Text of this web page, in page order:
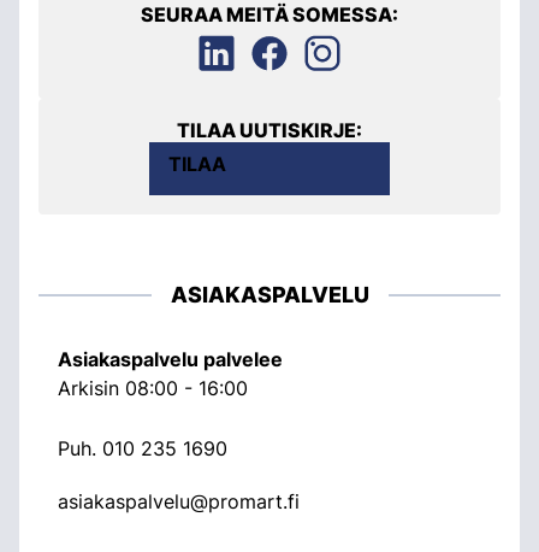
SEURAA MEITÄ SOMESSA:
TILAA UUTISKIRJE:
TILAA
ASIAKASPALVELU
Asiakaspalvelu palvelee
Arkisin 08:00 - 16:00
Puh. 010 235 1690
asiakaspalvelu@promart.fi